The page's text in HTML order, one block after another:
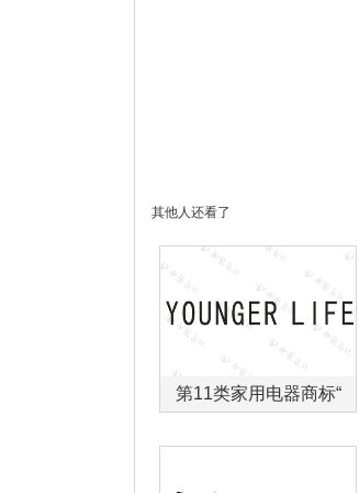
其他人还看了
第11类家用电器商标“